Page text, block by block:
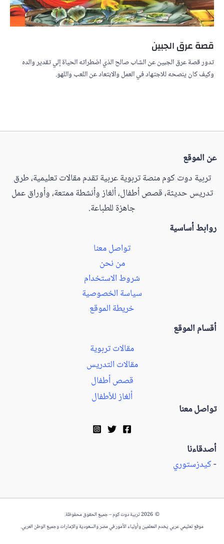
قصة عرق الجبين
تدور قصة عرق الجبين عن الشاب صالح الذي اضطراته الحياة إلي تقدير والده
وكيف كان ينصحه للاجتهاد في العمل والابتعاد عن اللعب واللهو.
عن الموقع
تربية دوت كوم منصة تربوية عربية تقدم مقالات تعليمية، طرق
تدريس حديثة، قصص أطفال، ألغاز وأنشطة ممتعة، وأوراق عمل
جاهزة للطباعة.
روابط أساسية
تواصل معنا
من نحن
شروط الاستخدام
سياسة الخصوصية
خريطة الموقع
أقسام الموقع
مقالات تربوية
مقالات التدريس
قصص أطفال
ألغاز للأطفال
تواصل معنا
أصدقاءنا
-كيدزستوري
© 2026 تربية دوت كوم – جميع الحقوق محفوظة.
موقع تعليمي عربي يخدم المعلمين وأولياء الأمور في مصر والسعودية والإمارات وجميع الوطن العربي.